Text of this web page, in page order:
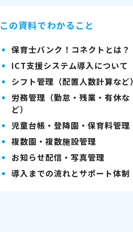
この資料でわかること
保育士バンク！コネクトとは？
ICT支援システム導入について
シフト管理（配置人数計算など）
労務管理（勤怠・残業・有休な
ど）
児童台帳・登降園・保育料管理
複数園・複数施設管理
お知らせ配信・写真管理
導入までの流れとサポート体制